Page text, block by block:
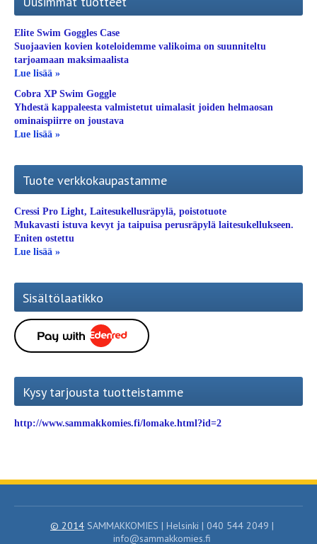
Elite Swim Goggles Case
Suojaavien kovien koteloidemme valikoima on suunniteltu
tarjoamaan maksimaalista
Lue lisää »
Cobra XP Swim Goggle
Yhdestä kappaleesta valmistetut uimalasit joiden helmaosan
ominaispiirre on joustava
Lue lisää »
Tuote verkkokaupastamme
Cressi Pro Light, Laitesukellusräpylä, poistotuote
Mukavasti istuva kevyt ja taipuisa perusräpylä laitesukellukseen.
Eniten ostettu
Lue lisää »
Sisältölaatikko
Kysy tarjousta tuotteistamme
http://www.sammakkomies.fi/lomake.html?id=2
© 2014 SAMMAKKOMIES | Helsinki | 040 544 2049 |
info@sammakkomies.fi